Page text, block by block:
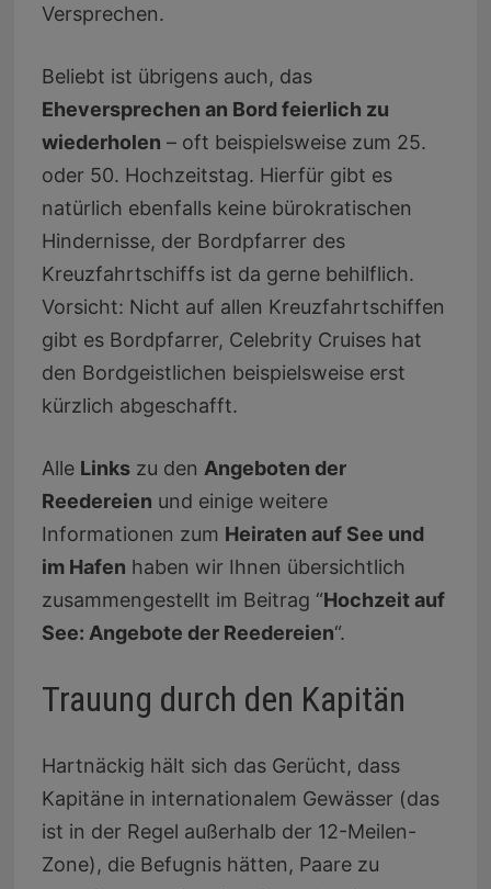
Versprechen.
Beliebt ist übrigens auch, das
Eheversprechen an Bord feierlich zu
wiederholen – oft beispielsweise zum 25.
oder 50. Hochzeitstag. Hierfür gibt es
natürlich ebenfalls keine bürokratischen
Hindernisse, der Bordpfarrer des
Kreuzfahrtschiffs ist da gerne behilflich.
Vorsicht: Nicht auf allen Kreuzfahrtschiffen
gibt es Bordpfarrer, Celebrity Cruises hat
den Bordgeistlichen beispielsweise erst
kürzlich abgeschafft.
Alle Linkszu den Angeboten der
Reedereien und einige weitere
Informationen zum Heiraten auf See und
im Hafen haben wir Ihnen übersichtlich
zusammengestellt im Beitrag “Hochzeit auf
See: Angebote der Reedereien“.
Trauung durch den Kapitän
Hartnäckig hält sich das Gerücht, dass
Kapitäne in internationalem Gewässer (das
ist in der Regel außerhalb der 12-Meilen-
Zone), die Befugnis hätten, Paare zu